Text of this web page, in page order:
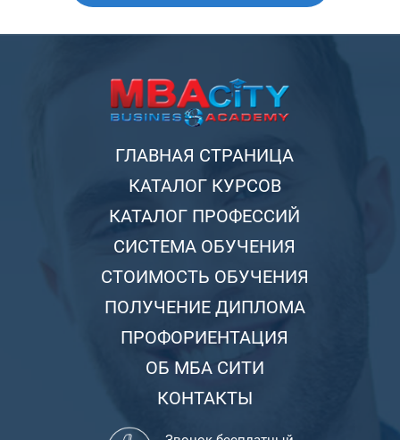
ГЛАВНАЯ СТРАНИЦА
КАТАЛОГ КУРСОВ
КАТАЛОГ ПРОФЕССИЙ
СИСТЕМА ОБУЧЕНИЯ
СТОИМОСТЬ ОБУЧЕНИЯ
ПОЛУЧЕНИЕ ДИПЛОМА
ПРОФОРИЕНТАЦИЯ
ОБ МБА СИТИ
КОНТАКТЫ